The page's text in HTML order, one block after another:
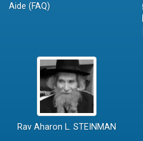
Aide (FAQ)
Rav Aharon L. STEINMAN